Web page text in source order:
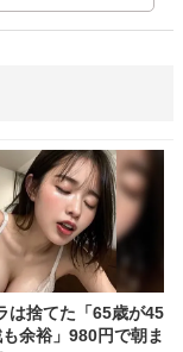
は捨てた「65歳が45
余裕」980円で朝ま